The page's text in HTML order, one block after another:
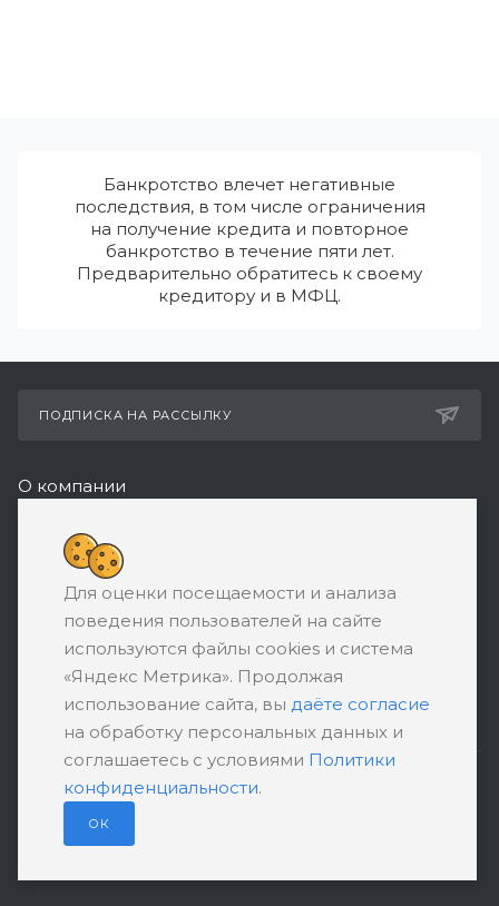
Банкротство влечет негативные
последствия, в том числе ограничения
на получение кредита и повторное
банкротство в течение пяти лет.
Предварительно обратитесь к своему
кредитору и в МФЦ.
ПОДПИСКА НА РАССЫЛКУ
О компании
Реквизиты
+7 (495) 532-05-11
ЗАКАЗАТЬ ЗВОНОК
support@ratingbankrotstva.ru
111398, Москва, ул. Плеханова, д. 30,
абонентский ящик №5
ПОЛИТИКА КОНФИДЕНЦИАЛЬНОСТИ
ПОЛЬЗОВАТЕЛЬСКОЕ СОГЛАШЕНИЕ
Для оценки посещаемости и анализа
поведения пользователей на сайте
используются файлы cookies и система
«Яндекс Метрика». Продолжая
использование сайта, вы даёте согласие
на обработку персональных данных и
соглашаетесь с условиями Политики
конфиденциальности.
ОК